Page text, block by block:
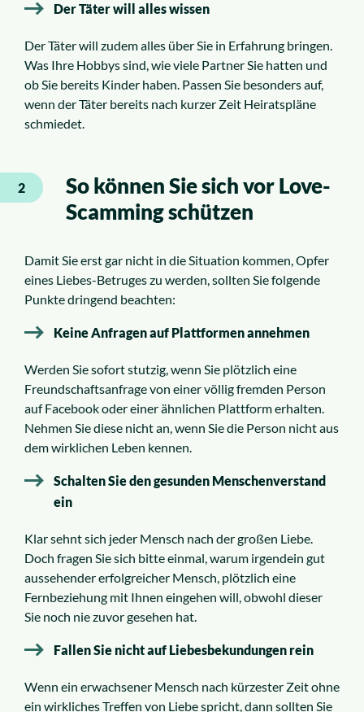
Der Täter will alles wissen
Der Täter will zudem alles über Sie in Erfahrung bringen.
Was Ihre Hobbys sind, wie viele Partner Sie hatten und
ob Sie bereits Kinder haben. Passen Sie besonders auf,
wenn der Täter bereits nach kurzer Zeit Heiratspläne
schmiedet.
2
So können Sie sich vor Love-
Scamming schützen
Damit Sie erst gar nicht in die Situation kommen, Opfer
eines Liebes-Betruges zu werden, sollten Sie folgende
Punkte dringend beachten:
Keine Anfragen auf Plattformen annehmen
Werden Sie sofort stutzig, wenn Sie plötzlich eine
Freundschaftsanfrage von einer völlig fremden Person
auf Facebook oder einer ähnlichen Plattform erhalten.
Nehmen Sie diese nicht an, wenn Sie die Person nicht aus
dem wirklichen Leben kennen.
Schalten Sie den gesunden Menschenverstand
ein
Klar sehnt sich jeder Mensch nach der großen Liebe.
Doch fragen Sie sich bitte einmal, warum irgendein gut
aussehender erfolgreicher Mensch, plötzlich eine
Fernbeziehung mit Ihnen eingehen will, obwohl dieser
Sie noch nie zuvor gesehen hat.
Fallen Sie nicht auf Liebesbekundungen rein
Wenn ein erwachsener Mensch nach kürzester Zeit ohne
ein wirkliches Treffen von Liebe spricht, dann sollten Sie